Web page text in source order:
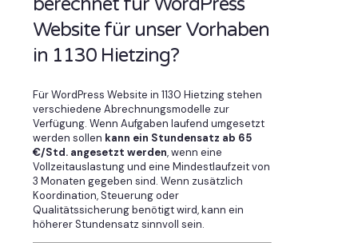
Website für unser Vorhaben
in 1130 Hietzing?
Für WordPress Website in 1130 Hietzing stehen
verschiedene Abrechnungsmodelle zur
Verfügung. Wenn Aufgaben laufend umgesetzt
werden sollen kann ein Stundensatz ab 65
€/Std. angesetzt werden, wenn eine
Vollzeitauslastung und eine Mindestlaufzeit von
3 Monaten gegeben sind. Wenn zusätzlich
Koordination, Steuerung oder
Qualitätssicherung benötigt wird, kann ein
höherer Stundensatz sinnvoll sein.